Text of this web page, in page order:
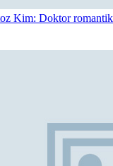
Kim: Doktor